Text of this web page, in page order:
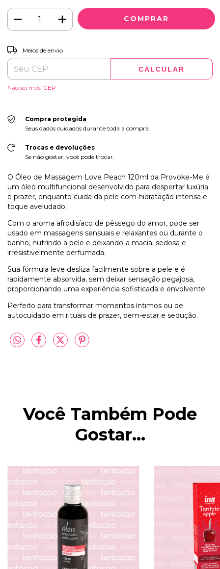
Entregas para o CEP:
Meios de envio
CALCULAR
Não sei meu CEP
Compra protegida
Seus dados cuidados durante toda a compra.
Trocas e devoluções
Se não gostar, você pode trocar.
O Óleo de Massagem Love Peach 120ml da Provoke-Me é
um óleo multifuncional desenvolvido para despertar luxúria
e prazer, enquanto cuida da pele com hidratação intensa e
toque aveludado.
Com o aroma afrodisíaco de pêssego do amor, pode ser
usado em massagens sensuais e relaxantes ou durante o
banho, nutrindo a pele e deixando-a macia, sedosa e
irresistivelmente perfumada.
Sua fórmula leve desliza facilmente sobre a pele e é
rapidamente absorvida, sem deixar sensação pegajosa,
proporcionando uma experiência sofisticada e envolvente.
Perfeito para transformar momentos íntimos ou de
autocuidado em rituais de prazer, bem-estar e sedução.
Você Também Pode
Gostar...